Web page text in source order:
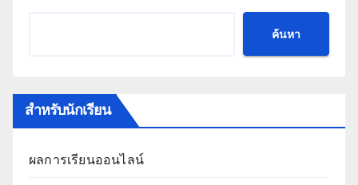
ค้นหา
สำหรับนักเรียน
ผลการเรียนออนไลน์